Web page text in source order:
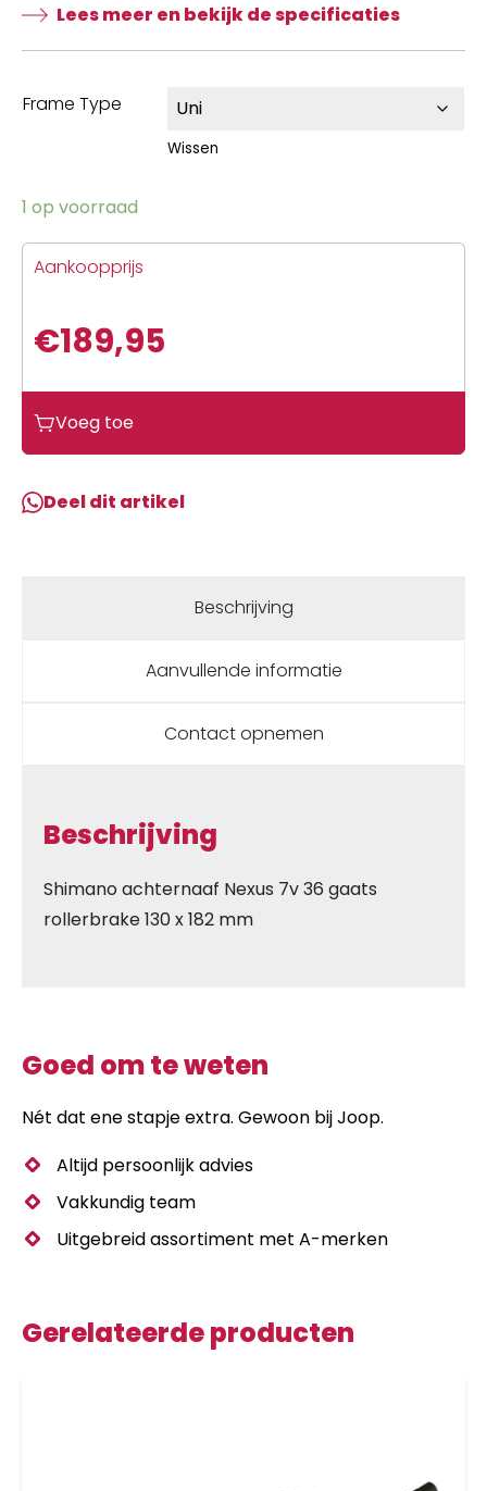
Lees meer en bekijk de specificaties
Frame Type
Wissen
1 op voorraad
Aankoopprijs
€189,95
Voeg toe
Deel dit artikel
Beschrijving
Aanvullende informatie
Contact opnemen
Beschrijving
Shimano achternaaf Nexus 7v 36 gaats
rollerbrake 130 x 182 mm
Goed om te weten
Nét dat ene stapje extra. Gewoon bij Joop.
Altijd persoonlijk advies
Vakkundig team
Uitgebreid assortiment met A-merken
Gerelateerde producten